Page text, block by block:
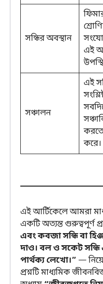
সন্ধির অবস্থান
এই
সঞ্চালন
এই
করতে
করে।
এই আর্টিকেলে আমরা
একটি অত্যন্ত গুরুত্বপূর্ণ
এবং কবজা সন্ধি বা
দাও। বল ও সকেট সন্ধি
পার্থক্য লেখো।” —
প্রশ্নটি মাধ্যমিক